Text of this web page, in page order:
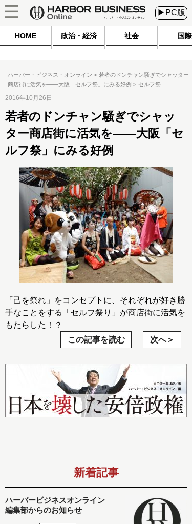
▶PC版
HOME 政治・経済 社会 国際
ハーバー・ビジネス・オンライン
若者のドンチャン騒ぎでシャッター
商店街に活気を――大阪「セルフ祭」にみる好例
セルフ祭
2016年10月26日
若者のドンチャン騒ぎでシャッ
ター商店街に活気を――大阪「セ
ルフ祭」にみる好例
「己を祭れ」をコンセプトに、それぞれが好き勝
手なことをする「セルフ祭り」が商店街に活気を
もたらした！？
この記事を読む
次へ
新着記事
ハーバービジネスオンライン
編集部からのお知らせ